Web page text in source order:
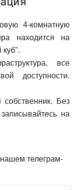
4-комнатную
находится на
куб".
все
доступности.
Без
на
телеграм-